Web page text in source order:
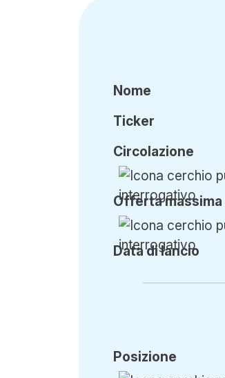
Nome
Ticker
Circolazione
Offertamassima
Data di lancio
Posizione